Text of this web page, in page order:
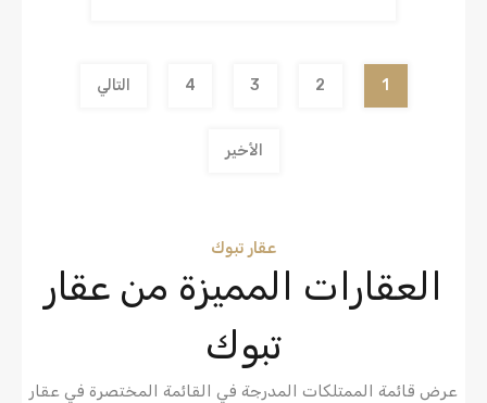
1
2
3
4 التالي
الأخير
عقار تبوك
العقارات المميزة من عقار
تبوك
عرض قائمة الممتلكات المدرجة في القائمة المختصرة في عقار